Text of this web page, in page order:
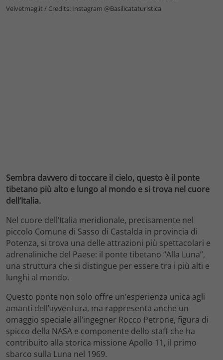
Velvetmag.it / Credits: Instagram @Basilicataturistica
Sembra davvero di toccare il cielo, questo è il ponte
tibetano più alto e lungo al mondo e si trova nel cuore
dell’Italia.
Nel cuore dell’Italia meridionale, precisamente nel
piccolo Comune di Sasso di Castalda in provincia di
Potenza, si trova una delle attrazioni più spettacolari e
adrenaliniche del Paese: il ponte tibetano “Alla Luna”,
una struttura che si distingue per essere tra i più alti e
lunghi al mondo.
Questo ponte non solo offre un’esperienza unica agli
amanti dell’avventura, ma rappresenta anche un
omaggio speciale all’ingegner Rocco Petrone, figura di
spicco della NASA e componente dello staff che ha
contribuito alla storica missione Apollo 11, il primo
sbarco sulla Luna nel 1969.